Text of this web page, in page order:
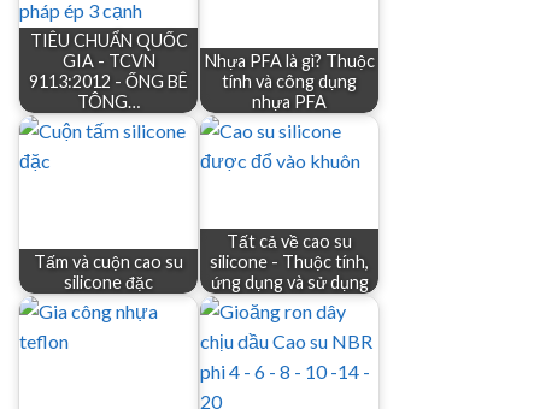
TIÊU CHUẨN QUỐC
GIA - TCVN
9113:2012 - ỐNG BÊ
TÔNG…
Nhựa PFA là gì? Thuộc
tính và công dụng
nhựa PFA
Tấm và cuộn cao su
silicone đặc
Tất cả về cao su
silicone - Thuộc tính,
ứng dụng và sử dụng